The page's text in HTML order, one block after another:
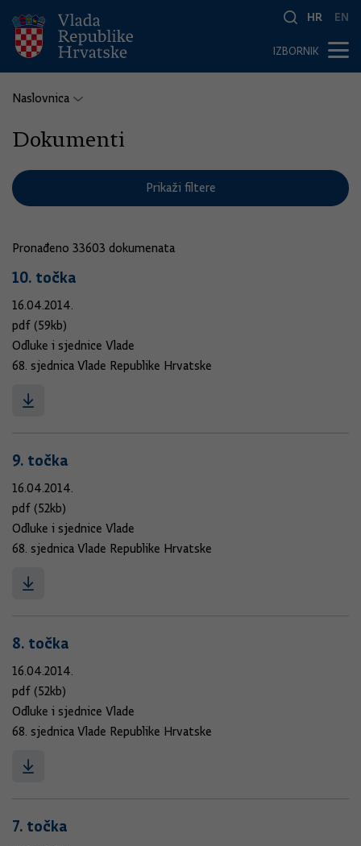
HR EN
IZBORNIK
Naslovnica
Dokumenti
Prikaži filtere
Pronađeno 33603 dokumenata
10. točka
16.04.2014.
pdf (59kb)
Odluke i sjednice Vlade
68. sjednica Vlade Republike Hrvatske
9. točka
16.04.2014.
pdf (52kb)
Odluke i sjednice Vlade
68. sjednica Vlade Republike Hrvatske
8. točka
16.04.2014.
pdf (52kb)
Odluke i sjednice Vlade
68. sjednica Vlade Republike Hrvatske
7. točka